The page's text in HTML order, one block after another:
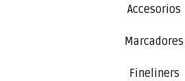
Accesorios
Marcadores
Fineliners